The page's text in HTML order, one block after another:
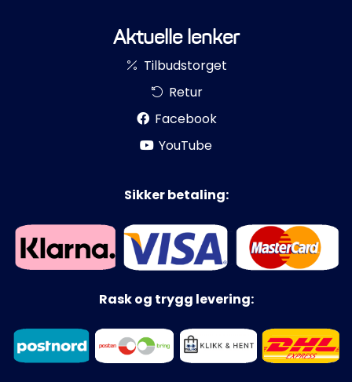
Aktuelle lenker
Tilbudstorget
Retur
Facebook
YouTube
Sikker betaling:
Rask og trygg levering: